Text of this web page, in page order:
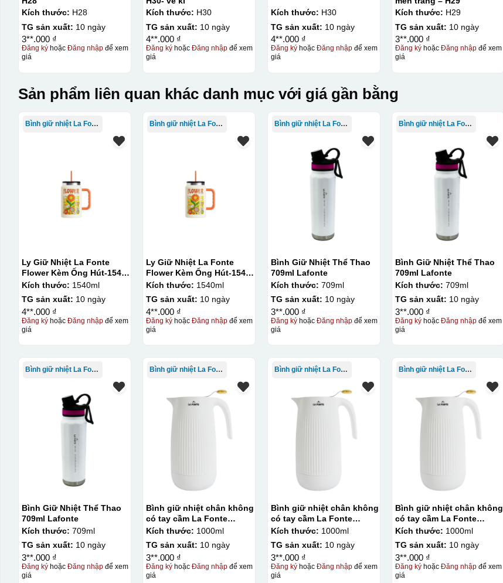
Decal được in xong, sẽ có 1 nền vàng phía dưới
Kích thước: H28
TG sản xuất: 10 ngày
3**.000 ₫
Đăng kýhoặc Đăng nhậpđể xem
giá
Kích thước: H30
TG sản xuất: 10 ngày
4**.000 ₫
Đăng ký hoặcĐăng nhập để xem
giá
Kích thước: H30
TG sản xuất: 10 ngày
4**.000 ₫
Đăng kýhoặc Đăng nhậpđể xem
giá
Kích thước: H29
TG sản xuất: 10 ngày
3**.000 ₫
Đăng ký hoặcĐăng nhập để xem
giá
Sản phẩm liên quan khác danh mục với giá gần bằng
Bình giữ nhiệt La Fonte
Ly Giữ Nhiệt La Fonte
Flower Kèm Ống Hút-1540
ml-014786
Kích thước: 1540ml
TG sản xuất: 10 ngày
4**.000 ₫
Đăng kýhoặc Đăng nhậpđể xem
giá
Bình giữ nhiệt La Fonte
Ly Giữ Nhiệt La Fonte
Flower Kèm Ống Hút-1540
ml-014786
Kích thước: 1540ml
TG sản xuất: 10 ngày
4**.000 ₫
Đăng ký hoặcĐăng nhập để xem
giá
Bình giữ nhiệt La Fonte
Bình Giữ Nhiệt Thể Thao
709ml Lafonte
Kích thước: 709ml
TG sản xuất: 10 ngày
3**.000 ₫
Đăng kýhoặc Đăng nhậpđể xem
giá
Bình giữ nhiệt La Fonte
Bình Giữ Nhiệt Thể Thao
709ml Lafonte
Kích thước: 709ml
TG sản xuất: 10 ngày
3**.000 ₫
Đăng ký hoặcĐăng nhập để xem
giá
Bình giữ nhiệt La Fonte
Bình Giữ Nhiệt Thể Thao
709ml Lafonte
Kích thước: 709ml
TG sản xuất: 10 ngày
3**.000 ₫
Đăng kýhoặc Đăng nhậpđể xem
giá
Bình giữ nhiệt La Fonte
Bình giữ nhiệt chân không
có tay cầm La Fonte
1000ml – 011655
Kích thước: 1000ml
TG sản xuất: 10 ngày
3**.000 ₫
Đăng ký hoặcĐăng nhập để xem
giá
Bình giữ nhiệt La Fonte
Bình giữ nhiệt chân không
có tay cầm La Fonte
1000ml – 011655
Kích thước: 1000ml
TG sản xuất: 10 ngày
3**.000 ₫
Đăng kýhoặc Đăng nhậpđể xem
giá
Bình giữ nhiệt La Fonte
Bình giữ nhiệt chân không
có tay cầm La Fonte
1000ml – 011655
Kích thước: 1000ml
TG sản xuất: 10 ngày
3**.000 ₫
Đăng ký hoặcĐăng nhập để xem
giá